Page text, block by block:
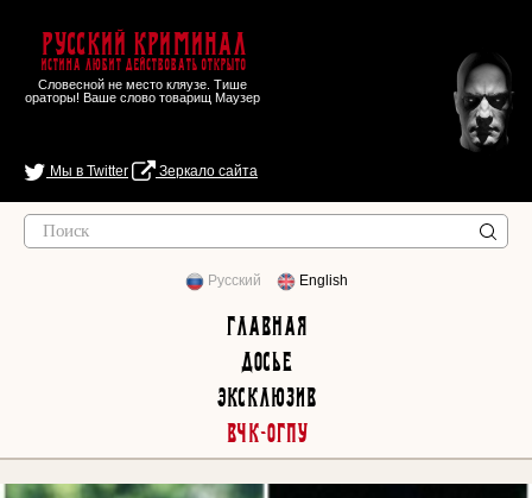
Русский Криминал
Истина любит действовать открыто
Словесной не место кляузе. Тише
ораторы! Ваше слово товарищ Маузер
Мы в Twitter Зеркало сайта
Русский English
Главная
Досье
Эксклюзив
ВЧК-ОГПУ